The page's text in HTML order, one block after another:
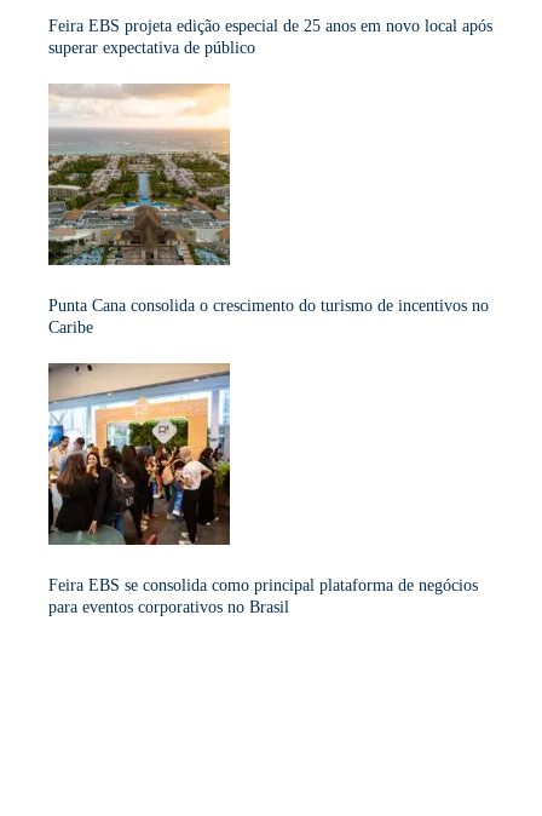
Feira EBS projeta edição especial de 25 anos em novo local após
superar expectativa de público
Punta Cana consolida o crescimento do turismo de incentivos no
Caribe
Feira EBS se consolida como principal plataforma de negócios
para eventos corporativos no Brasil